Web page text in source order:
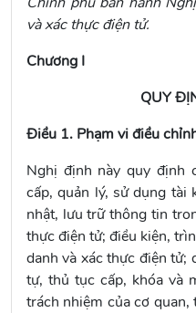
và xác thực điện tử.
Chương I
QUY
Điều 1. Phạm vi điều
Nghị định này quy định
cấp, quản lý, sử dụng tài
nhật, lưu trữ thông tin
thực điện tử; điều kiện,
danh và xác thực điện tử;
tự, thủ tục cấp, khóa và
trách nhiệm của cơ